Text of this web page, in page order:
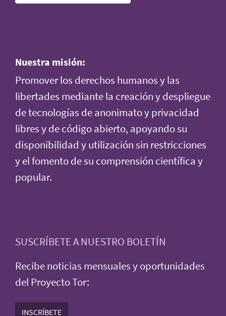
Nuestra misión:
Promover los derechos humanos y las
libertades mediante la creación y despliegue
de tecnologías de anonimato y privacidad
libres y de código abierto, apoyando su
disponibilidad y utilización sin restricciones
y el fomento de su comprensión científica y
popular.
SUSCRÍBETE A NUESTRO BOLETÍN
Recibe noticias mensuales y oportunidades
del Proyecto Tor:
INSCRÍBETE